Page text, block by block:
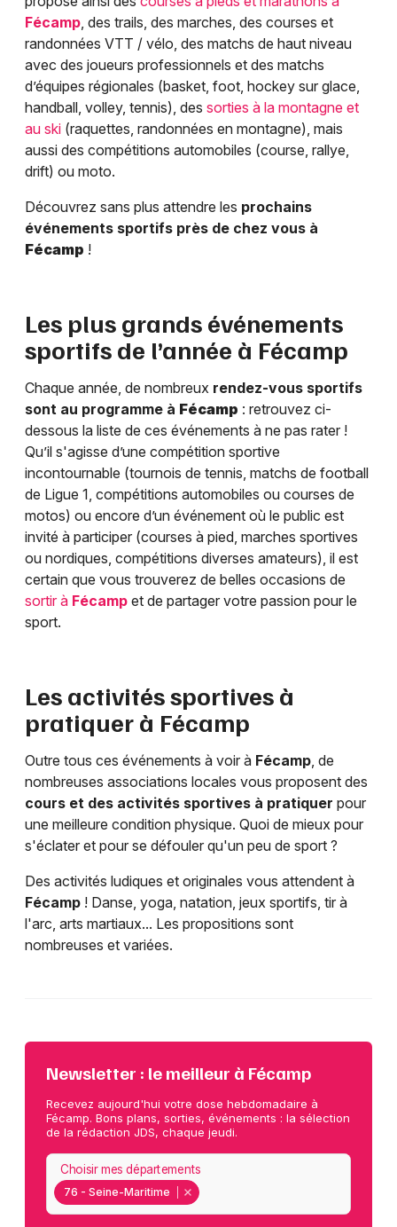
Fécamp, des trails, des marches, des courses et
randonnées VTT / vélo, des matchs de haut niveau
avec des joueurs professionnels et des matchs
d’équipes régionales (basket, foot, hockey sur glace,
handball, volley, tennis), des sorties à la montagne et
au ski (raquettes, randonnées en montagne), mais
aussi des compétitions automobiles (course, rallye,
drift) ou moto.
Découvrez sans plus attendre les prochains
événements sportifs près de chez vous à
Fécamp !
Les plus grands événements
sportifs de l’année à Fécamp
Chaque année, de nombreux rendez-vous sportifs
sont au programme à Fécamp : retrouvez ci-
dessous la liste de ces événements à ne pas rater !
Qu’il s'agisse d’une compétition sportive
incontournable (tournois de tennis, matchs de football
de Ligue 1, compétitions automobiles ou courses de
motos) ou encore d’un événement où le public est
invité à participer (courses à pied, marches sportives
ou nordiques, compétitions diverses amateurs), il est
certain que vous trouverez de belles occasions de
sortir à Fécamp et de partager votre passion pour le
sport.
Les activités sportives à
pratiquer à Fécamp
Outre tous ces événements à voir à Fécamp, de
nombreuses associations locales vous proposent des
cours et des activités sportives à pratiquer pour
une meilleure condition physique. Quoi de mieux pour
s'éclater et pour se défouler qu'un peu de sport ?
Des activités ludiques et originales vous attendent à
Fécamp ! Danse, yoga, natation, jeux sportifs, tir à
l'arc, arts martiaux... Les propositions sont
nombreuses et variées.
Newsletter : le meilleur à Fécamp
Recevez aujourd'hui votre dose hebdomadaire à
Fécamp. Bons plans, sorties, événements : la sélection
de la rédaction JDS, chaque jeudi.
76 - Seine-Maritime
Choisir mes départements